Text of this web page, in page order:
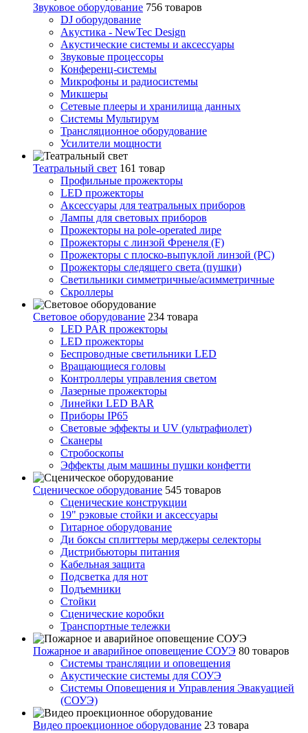
Звуковое оборудование 756 товаров
DJ оборудование
Акустика - NewTec Design
Акустические системы и аксессуары
Звуковые процессоры
Конференц-системы
Микрофоны и радиосистемы
Микшеры
Сетевые плееры и хранилища данных
Системы Мультирум
Трансляционное оборудование
Усилители мощности
Театральный свет 161 товар
Профильные прожекторы
LED прожекторы
Аксессуары для театральных приборов
Лампы для световых приборов
Прожекторы на pole-operated лире
Прожекторы с линзой Френеля (F)
Прожекторы с плоско-выпуклой линзой (PC)
Прожекторы следящего света (пушки)
Светильники симметричные/асимметричные
Скроллеры
Световое оборудование 234 товара
LED PAR прожекторы
LED прожекторы
Беспроводные светильники LED
Вращающиеся головы
Контроллеры управления светом
Лазерные прожекторы
Линейки LED BAR
Приборы IP65
Световые эффекты и UV (ультрафиолет)
Сканеры
Стробоскопы
Эффекты дым машины пушки конфетти
Сценическое оборудование 545 товаров
Сценические конструкции
19" рэковые стойки и аксесcуары
Гитарное оборудование
Ди боксы сплиттеры мерджеры селекторы
Дистрибьюторы питания
Кабельная защита
Подсветка для нот
Подъемники
Стойки
Сценические коробки
Транспортные тележки
Пожарное и аварийное оповещение СОУЭ 80 товаров
Cистемы трансляции и оповещения
Акустические системы для СОУЭ
Системы Оповещения и Управления Эвакуацией
(СОУЭ)
Видео проекционное оборудование 23 товара